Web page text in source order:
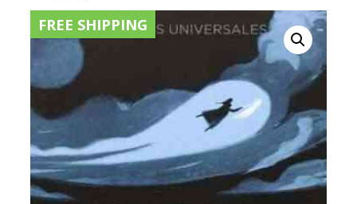
FREE SHIPPING